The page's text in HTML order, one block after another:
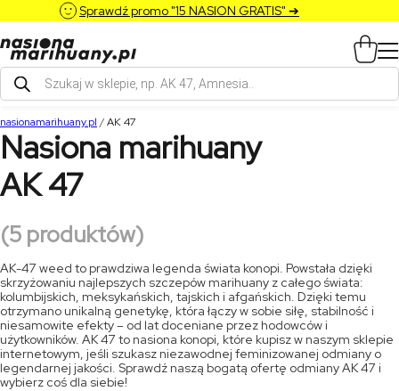
Sprawdź promo "15 NASION GRATIS" ➔
Wyszukiwarka
produktów
nasionamarihuany.pl /AK 47
Nasiona marihuany
AK 47
(5 produktów)
AK-47 weed to prawdziwa legenda świata konopi. Powstała dzięki
skrzyżowaniu najlepszych szczepów marihuany z całego świata:
kolumbijskich, meksykańskich, tajskich i afgańskich. Dzięki temu
otrzymano unikalną genetykę, która łączy w sobie siłę, stabilność i
niesamowite efekty – od lat doceniane przez hodowców i
użytkowników. AK 47 to nasiona konopi, które kupisz w naszym sklepie
internetowym, jeśli szukasz niezawodnej feminizowanej odmiany o
legendarnej jakości. Sprawdź naszą bogatą ofertę odmiany AK 47 i
wybierz coś dla siebie!